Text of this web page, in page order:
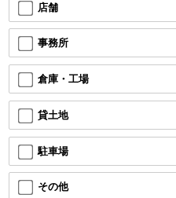
店舗
事務所
倉庫・工場
貸土地
駐車場
その他